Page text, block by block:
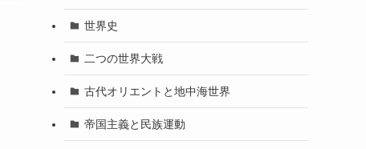
世界史
二つの世界大戦
古代オリエントと地中海世界
帝国主義と民族運動